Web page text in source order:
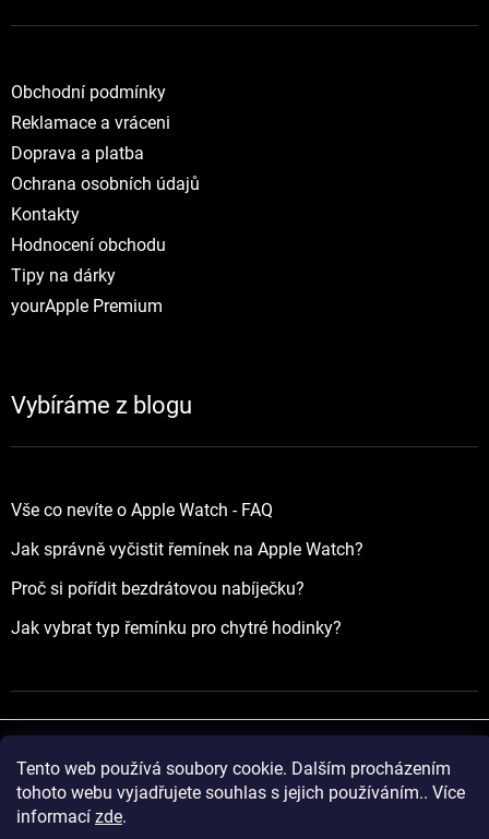
Tento web používá soubory cookie. Dalším procházením
tohoto webu vyjadřujete souhlas s jejich používáním.. Více
informací zde.
Obchodní podmínky
Reklamace a vráceni
Doprava a platba
Ochrana osobních údajů
Kontakty
Hodnocení obchodu
Tipy na dárky
yourApple Premium
Vybíráme z blogu
Vše co nevíte o Apple Watch - FAQ
Jak správně vyčistit řemínek na Apple Watch?
Proč si pořídit bezdrátovou nabíječku?
Jak vybrat typ řemínku pro chytré hodinky?
Vytvořil Shoptet